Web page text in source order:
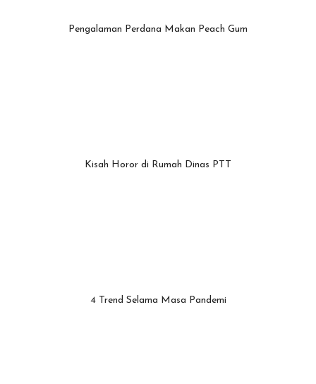
Pengalaman Perdana Makan Peach Gum
Kisah Horor di Rumah Dinas PTT
4 Trend Selama Masa Pandemi